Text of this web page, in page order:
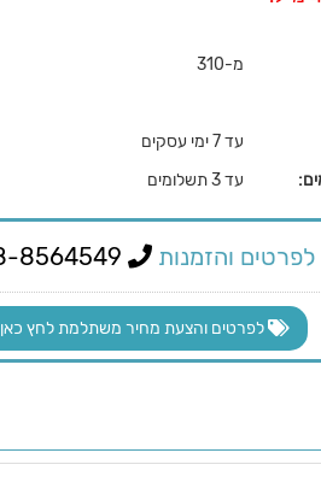
מ-310
עד 7 ימי עסקים
עד 3 תשלומים
לפרטים והזמנות
לפרטים והצעת מחיר משתלמת לחץ כאן